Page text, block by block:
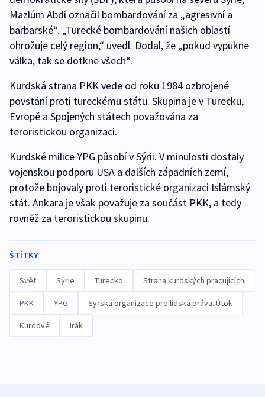
Mazlúm Abdí označil bombardování za „agresivní a
barbarské“. „Turecké bombardování našich oblastí
ohrožuje celý region,“ uvedl. Dodal, že „pokud vypukne
válka, tak se dotkne všech“.
Kurdská strana PKK vede od roku 1984 ozbrojené
povstání proti tureckému státu. Skupina je v Turecku,
Evropě a Spojených státech považována za
teroristickou organizaci.
Kurdské milice YPG působí v Sýrii. V minulosti dostaly
vojenskou podporu USA a dalších západních zemí,
protože bojovaly proti teroristické organizaci Islámský
stát. Ankara je však považuje za součást PKK, a tedy
rovněž za teroristickou skupinu.
ŠTÍTKY
Svět Sýrie Turecko Strana kurdských pracujících
PKK YPG Syrská organizace pro lidská práva. Útok
Kurdové Irák